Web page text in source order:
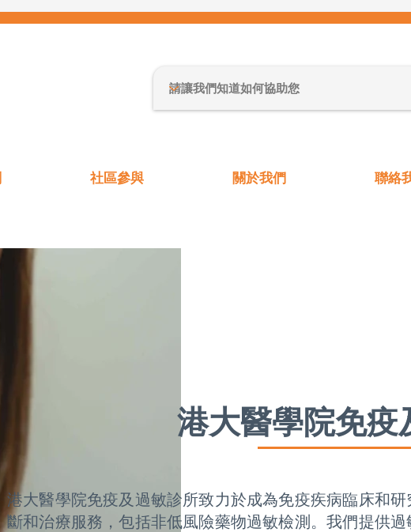
社區參與 關於我們 聯絡
港大醫學院免疫
港大醫學院免疫及過敏診所致力於成為免疫疾病臨床和
斷和治療服務，包括非低風險藥物過敏檢測。我們提供